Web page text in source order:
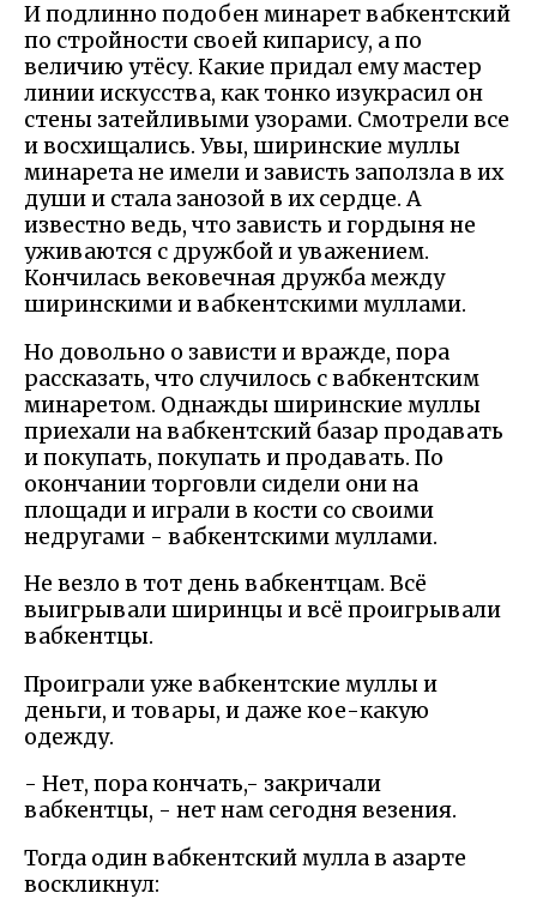
И подлинно подобен минарет вабкентский
по стройности своей кипарису, а по
величию утёсу. Какие придал ему мастер
линии искусства, как тонко изукрасил он
стены затейливыми узорами. Смотрели все
и восхищались. Увы, ширинские муллы
минарета не имели и зависть заползла в их
души и стала занозой в их сердце. А
известно ведь, что зависть и гордыня не
уживаются с дружбой и уважением.
Кончилась вековечная дружба между
ширинскими и вабкентскими муллами.
Но довольно о зависти и вражде, пора
рассказать, что случилось с вабкентским
минаретом. Однажды ширинские муллы
приехали на вабкентский базар продавать
и покупать, покупать и продавать. По
окончании торговли сидели они на
площади и играли в кости со своими
недругами - вабкентскими муллами.
Не везло в тот день вабкентцам. Всё
выигрывали ширинцы и всё проигрывали
вабкентцы.
Проиграли уже вабкентские муллы и
деньги, и товары, и даже кое-какую
одежду.
- Нет, пора кончать,- закричали
вабкентцы, - нет нам сегодня везения.
Тогда один вабкентский мулла в азарте
воскликнул: